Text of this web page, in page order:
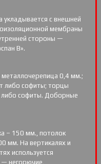
с внешней
мембраны
стороны —
B».
0,4 мм.;
либо софиты; торцы
либо софиты. Доборные
– 150 мм., потолок
мм. На вертикалях и
используется
— негорючие,